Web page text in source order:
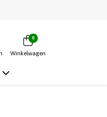
0
Winkelwagen